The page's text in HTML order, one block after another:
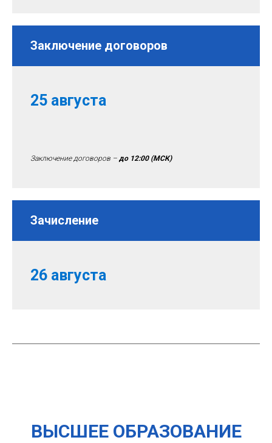
Заключение договоров
25 августа
Заключение договоров – до 12:00 (МСК)
Зачисление
26 августа
ВЫСШЕЕ ОБРАЗОВАНИЕ